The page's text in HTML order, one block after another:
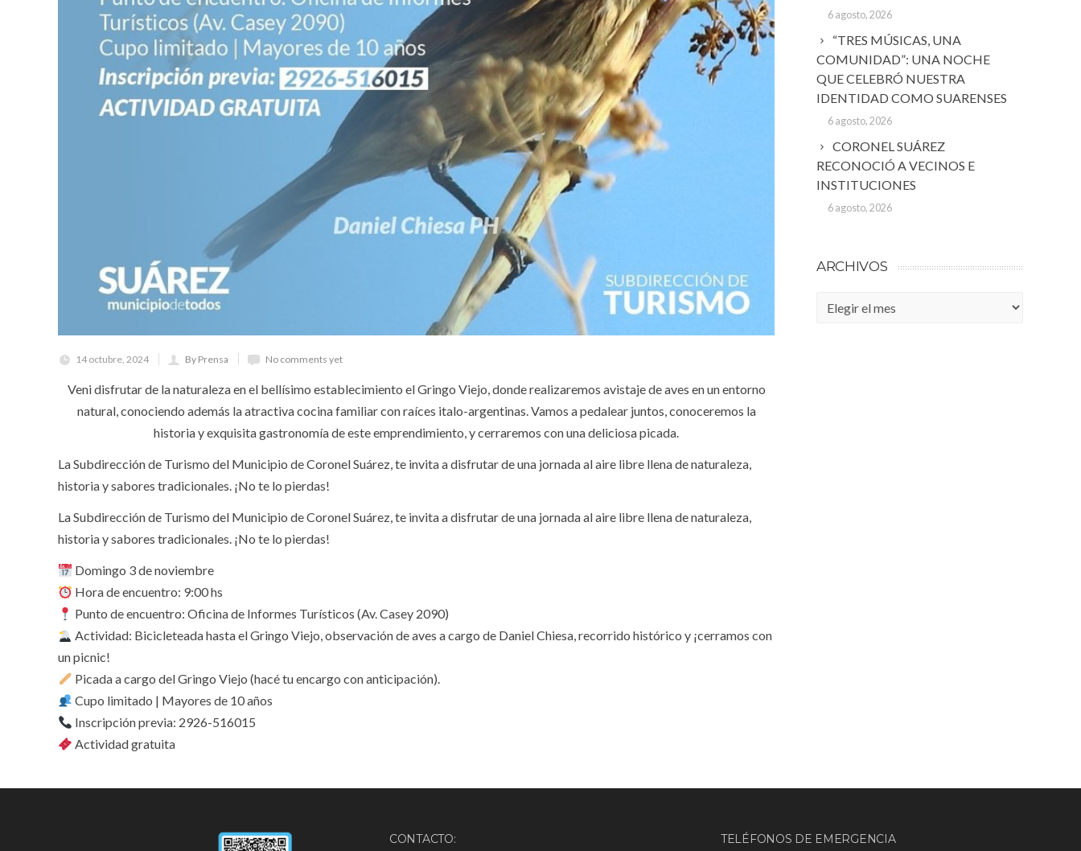
14 octubre, 2024 By Prensa No comments yet
Veni disfrutar de la naturaleza en el bellísimo establecimiento el Gringo Viejo, donde realizaremos avistaje de aves en un entorno
natural, conociendo además la atractiva cocina familiar con raíces italo-argentinas. Vamos a pedalear juntos, conoceremos la
historia y exquisita gastronomía de este emprendimiento, y cerraremos con una deliciosa picada.
La Subdirección de Turismo del Municipio de Coronel Suárez, te invita a disfrutar de una jornada al aire libre llena de naturaleza,
historia y sabores tradicionales. ¡No te lo pierdas!
La Subdirección de Turismo del Municipio de Coronel Suárez, te invita a disfrutar de una jornada al aire libre llena de naturaleza,
historia y sabores tradicionales. ¡No te lo pierdas!
Domingo 3 de noviembre
Hora de encuentro: 9:00 hs
Punto de encuentro: Oficina de Informes Turísticos (Av. Casey 2090)
Actividad: Bicicleteada hasta el Gringo Viejo, observación de aves a cargo de Daniel Chiesa, recorrido histórico y ¡cerramos con
un picnic!
Picada a cargo del Gringo Viejo (hacé tu encargo con anticipación).
Cupo limitado | Mayores de 10 años
Inscripción previa: 2926-516015
Actividad gratuita
6 agosto, 2026
“TRES MÚSICAS, UNA
COMUNIDAD”: UNA NOCHE
QUE CELEBRÓ NUESTRA
IDENTIDAD COMO SUARENSES
6 agosto, 2026
CORONEL SUÁREZ
RECONOCIÓ A VECINOS E
INSTITUCIONES
6 agosto, 2026
ARCHIVOS
Archivos
CONTACTO: TELÉFONOS DE EMERGENCIA